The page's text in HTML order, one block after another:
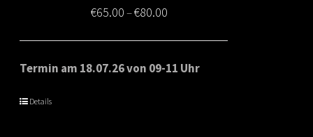
€65.00–€80.00
range:
€65.00
Termin am 18.07.26 von 09-11 Uhr
Details